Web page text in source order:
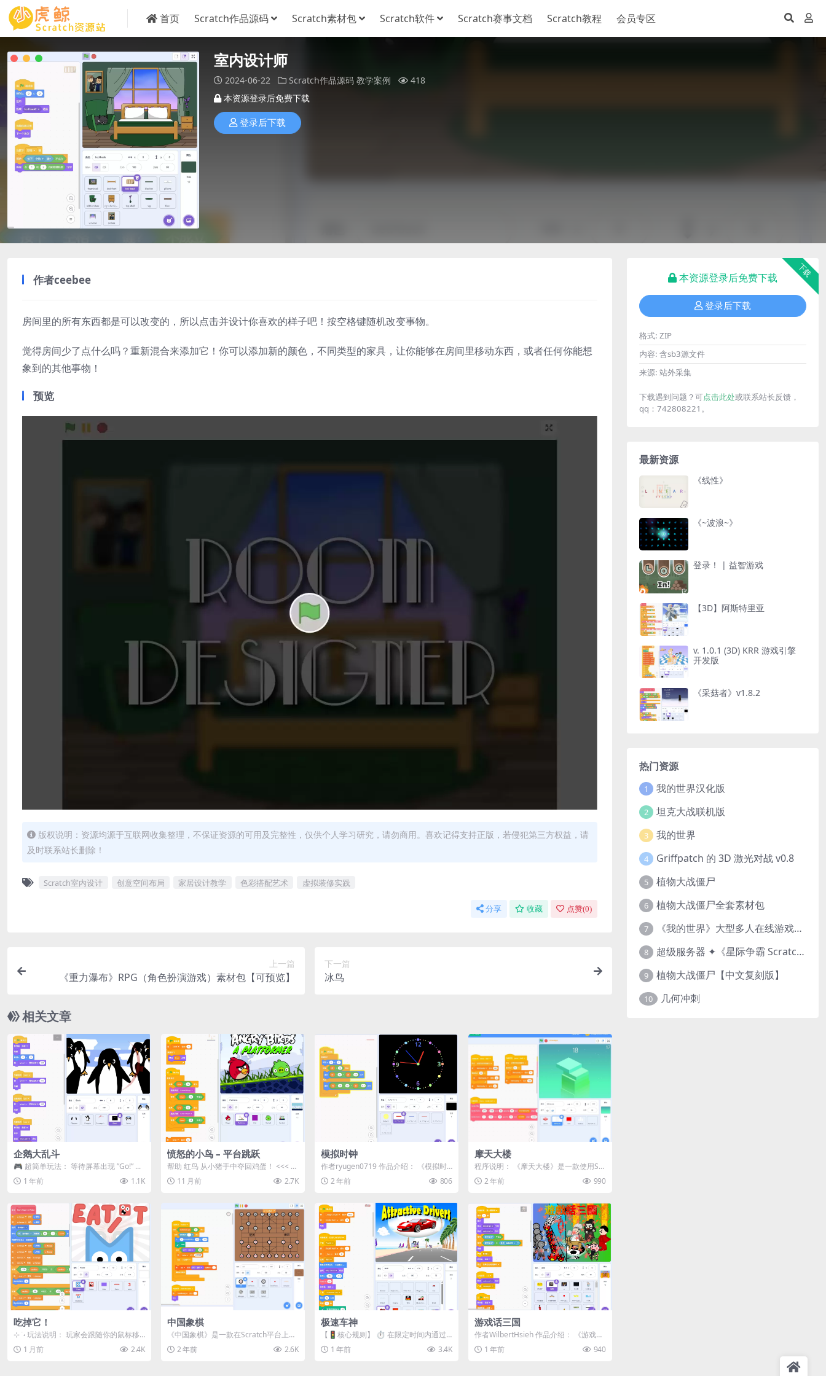
首页 Scratch作品源码 Scratch素材包 Scratch软件 Scratch赛事文档 Scratch教程 会员专区
室内设计师
2024-06-22 Scratch作品源码 教学案例
418
本资源登录后免费下载
登录后下载
作者ceebee
房间里的所有东西都是可以改变的，所以点击并设计你喜欢的样子吧！按空格键随机改变事物。
觉得房间少了点什么吗？重新混合来添加它！你可以添加新的颜色，不同类型的家具，让你能够在房间里移动东西，或者任何你能想
象到的其他事物！
预览
版权说明：资源均源于互联网收集整理，不保证资源的可用及完整性，仅供个人学习研究，请勿商用。喜欢记得支持正版，若侵犯第三方权益，请
及时联系站长删除！
Scratch室内设计 创意空间布局 家居设计教学 色彩搭配艺术 虚拟装修实践
分享 收藏 点赞(0)
上一篇
《重力瀑布》RPG（角色扮演游戏）素材包【可预览】
下一篇
冰鸟
相关文章
企鹅大乱斗
🎮 超简单玩法：​​ 等待屏幕出现 ​​”Go!”​​ ...
1 年前
1.1K
愤怒的小鸟 – 平台跳跃
帮助 红鸟 从小猪手中夺回鸡蛋！ <<< 玩
法说明 >&...
11 月前 2.7K
模拟时钟
作者ryugen0719 作品介绍： 《模拟时
钟》是一款模拟现实时钟运作的程序，...
2 年前 806
摩天大楼
程序说明： 《摩天大楼》是一款使用Scr
atch平台制作的挑战类小游戏。在游戏
中...2 年前 990
吃掉它！
⊹ ࣪ ˖ 玩法说明： 玩家会跟随你的鼠标移
动 目标是吃掉其他方块，变得比整个
地...1 月前 2.4K
中国象棋
《中国象棋》是一款在Scratch平台上精
心打造的互动学习游戏，它巧妙地将中
国传...2 年前 2.6K
极速车神
【🚦核心规则】 ⏱️ 在限定时间内通过
检查点 ➕ 剩余时间将转化为额外奖励
🛣️...1 年前 3.4K
游戏话三国
作者WilbertHsieh 作品介绍： 《游戏话
三国》是一款结合动画与游戏的创...
1 年前 940
下载
本资源登录后免费下载
登录后下载
格式: ZIP
内容: 含sb3源文件
来源: 站外采集
下载遇到问题？可点击此处或联系站长反馈，
qq：742808221。
最新资源
《线性》
《~波浪~》
登录！ | 益智游戏
【3D】阿斯特里亚
v. 1.0.1 (3D) KRR 游戏引擎
开发版
《采菇者》v1.8.2
热门资源
1 我的世界汉化版
2 坦克大战联机版
3 我的世界
4 Griffpatch 的 3D 激光对战 v0.8
5 植物大战僵尸
6 植物大战僵尸全套素材包
7 《我的世界》大型多人在线游戏（MMO）v1.7
8 超级服务器 ✦《星际争霸 Scratch（经典版本）》
9 植物大战僵尸【中文复刻版】
10 几何冲刺